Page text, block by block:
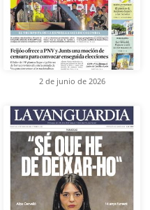
2 de junio de 2026